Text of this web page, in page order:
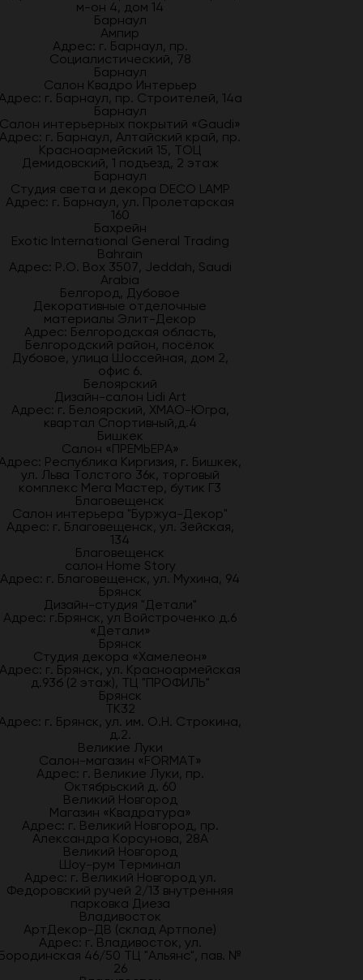
м-он 4, дом 14
Барнаул
Ампир
Адрес: г. Барнаул, пр.
Социалистический, 78
Барнаул
Салон Квадро Интерьер
г. Барнаул, пр. Строителей, 14а
Барнаул
Салон интерьерных покрытий «Gaudi»
Адрес: г. Барнаул, Алтайский край, пр.
Красноармейский 15, ТОЦ
Демидовский, 1 подъезд, 2 этаж
Барнаул
Студия света и декора DECO LAMP
Адрес: г. Барнаул, ул. Пролетарская
160
Бахрейн
Exotic International General Trading
Bahrain
Адрес: P.O. Box 3507, Jeddah, Saudi
Arabia
Белгород, Дубовое
Декоративные отделочные
материалы Элит-Декор
Адрес: Белгородская область,
Белгородский район, посёлок
Дубовое, улица Шоссейная, дом 2,
офис 6.
Белоярский
Дизайн-салон Lidi Art
Адрес: г. Белоярский, ХМАО-Югра,
квартал Спортивный,д.4
Бишкек
Салон «ПРЕМЬЕРА»
Республика Киргизия, г. Бишкек,
ул. Льва Толстого 36к, торговый
комплекс Мега Мастер, бутик Г3
Благовещенск
Салон интерьера "Буржуа-Декор"
Адрес: г. Благовещенск, ул. Зейская,
134
Благовещенск
салон Home Story
Адрес: г. Благовещенск, ул. Мухина, 94
Брянск
Дизайн-студия "Детали"
Адрес: г.Брянск, ул Войстроченко д.6
«Детали»
Брянск
Студия декора «Хамелеон»
Адрес: г. Брянск, ул. Красноармейская
д.93б (2 этаж), ТЦ "ПРОФИЛЬ"
Брянск
ТК32
г. Брянск, ул. им. О.Н. Строкина,
д.2.
Великие Луки
Салон-магазин «FORMAT»
Адрес: г. Великие Луки, пр.
Октябрьский д. 60
Великий Новгород
Магазин «Квадратура»
Адрес: г. Великий Новгород, пр.
Александра Корсунова, 28А
Великий Новгород
Шоу-рум Терминал
Адрес: г. Великий Новгород ул.
Федоровский ручей 2/13 внутренняя
парковка Диеза
Владивосток
АртДекор-ДВ (склад Артполе)
Адрес: г. Владивосток, ул.
46/50 ТЦ "Альянс", пав. №
26